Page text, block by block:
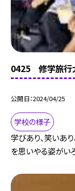
0425 修学旅行
公開日 2024/04/25
学校の様子
学びあり、笑いあ
を思いやる姿がい